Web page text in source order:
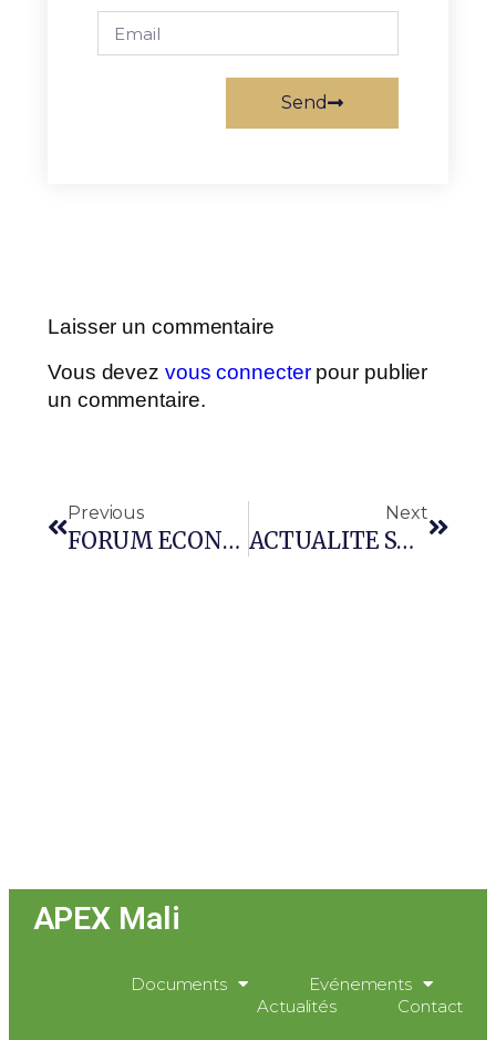
Send
Laisser un commentaire
Vous devez vous connecterpour publier
un commentaire.
Previous
FORUM ECONOMIQUE MALI-CANADA
Next
ACTUALITE SUR LES NOIX DE CAJOU
APEX Mali
Documents
Evénements
Actualités
Contact